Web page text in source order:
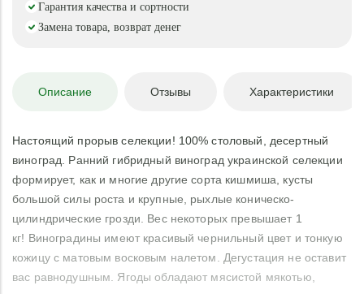
Гарантия качества и сортности
Замена товара, возврат денег
Описание Отзывы Характеристики
Настоящий прорыв селекции! 100% столовый, десертный
виноград. Ранний гибридный виноград украинской селекции
формирует, как и многие другие сорта кишмиша, кусты
большой силы роста и крупные, рыхлые коническо-
цилиндрические грозди. Вес некоторых превышает 1
кг! Виноградины имеют красивый чернильный цвет и тонкую
кожицу с матовым восковым налетом. Дегустация не оставит
вас равнодушным. Ягоды обладают мясистой мякотью,